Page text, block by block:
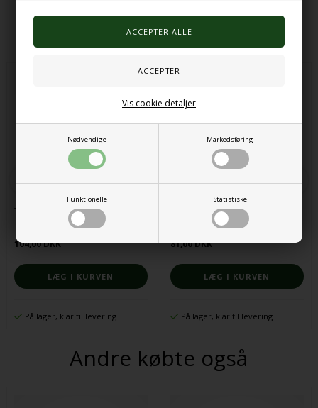
Nødvendige Markedsføring
Funktionelle Statistiske
Vis cookie detaljer
Alternative produkter
Timeglas med væske 3stk
104,00 DKK
På lager, klar til levering
Timeglas 3 min
81,00 DKK
På lager, klar til levering
Andre købte også